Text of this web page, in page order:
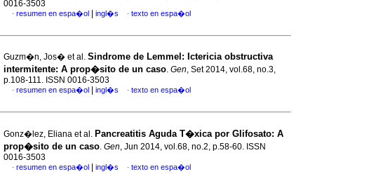
0016-3503
· resumen en espa�ol ingl�s · texto en espa�ol
Guzm�n, Jos� et al. Sindrome de Lemmel: Ictericia obstructiva
intermitente: A prop�sito de un caso. Gen, Set 2014, vol.68, no.3,
p.108-111. ISSN 0016-3503
· resumen en espa�ol ingl�s · texto en espa�ol
Gonz�lez, Eliana et al. Pancreatitis Aguda T�xica por Glifosato: A
prop�sito de un caso. Gen, Jun 2014, vol.68, no.2, p.58-60. ISSN
0016-3503
· resumen en espa�ol ingl�s · texto en espa�ol